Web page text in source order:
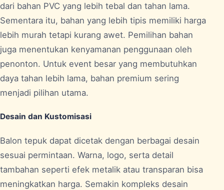
dari bahan PVC yang lebih tebal dan tahan lama.
Sementara itu, bahan yang lebih tipis memiliki harga
lebih murah tetapi kurang awet. Pemilihan bahan
juga menentukan kenyamanan penggunaan oleh
penonton. Untuk event besar yang membutuhkan
daya tahan lebih lama, bahan premium sering
menjadi pilihan utama.
Desain dan Kustomisasi
Balon tepuk dapat dicetak dengan berbagai desain
sesuai permintaan. Warna, logo, serta detail
tambahan seperti efek metalik atau transparan bisa
meningkatkan harga. Semakin kompleks desain